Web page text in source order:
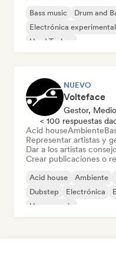
Bass music Drum and
Electrónica experimental
Hard Techno
NUEVO
Volteface
< 100 respuestas
Acid houseAmbiente
Representar artistas y
Dar a los artistas
Crear publicaciones o
Acid house Ambiente
Dubstep
Electrónica
House music